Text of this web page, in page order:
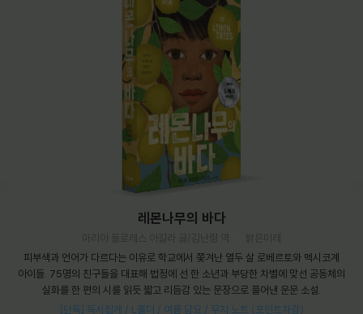
레몬나무의 바다
피부색과 언어가 다르다는 이유로 학교에서 쫓겨난 열두 살 로베르토와 멕시코계
아이들. 75명의 친구들을 대표해 법정에 선 한 소년과 부당한 차별에 맞선 공동체의
실화를 한 편의 시를 읽듯 짧고 리듬감 있는 문장으로 풀어낸 운문 소설.
[단독] 독서집게 / L홀더 / 여름 담요 / 무지 노트 (포인트차감)